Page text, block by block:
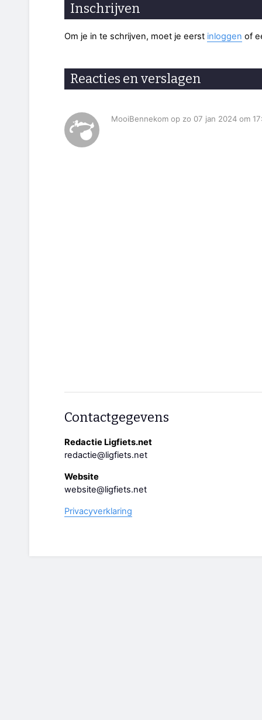
Inschrijven
Om je in te schrijven, moet je eerst inloggen of
Reacties en verslagen
MooiBennekom op zo 07 jan 2024 om
Contactgegevens
Redactie Ligfiets.net
redactie@ligfiets.net
Website
website@ligfiets.net
Privacyverklaring